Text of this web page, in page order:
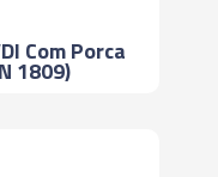
Com Porca
1809)